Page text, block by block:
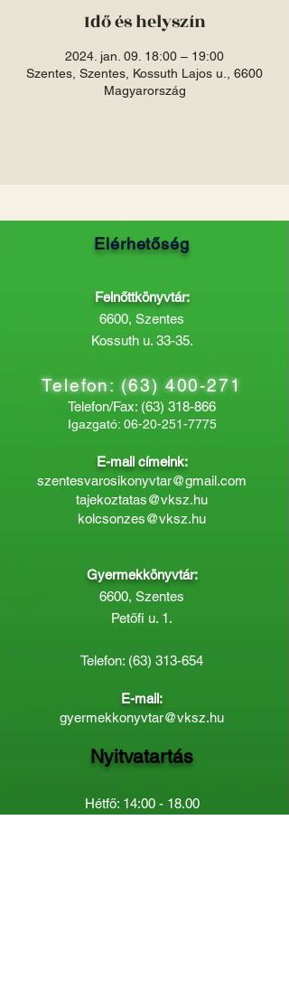
Idő és helyszín
2024. jan. 09. 18:00 – 19:00
Szentes, Szentes, Kossuth Lajos u., 6600
Magyarország
Elérhetőség
Felnőttkönyvtár:
6600, Szentes
Kossuth u. 33-35.
Telefon:(63) 400-271
Telefon/Fax: (63) 318-866
Igazgató: 06-20-251-7775
E-mail címeink:
szentesvarosikonyvtar@gmail.com
tajekoztatas@vksz.hu
kolcsonzes@vksz.hu
Gyermekkönyvtár:
6600, Szentes
Petőfi u. 1.
Telefon: (63) 313-654
E-mail:
gyermekkonyvtar@vksz.hu
Nyitvatartás
Hétfő: 14:00 - 18.00